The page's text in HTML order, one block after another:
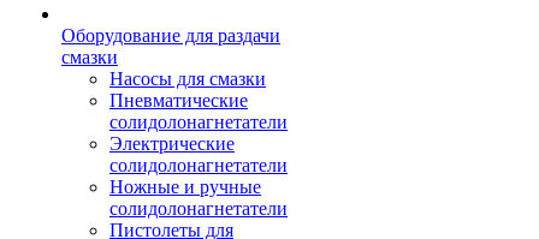
Оборудование для раздачи
смазки
Насосы для смазки
Пневматические
солидолонагнетатели
Электрические
солидолонагнетатели
Ножные и ручные
солидолонагнетатели
Пистолеты для